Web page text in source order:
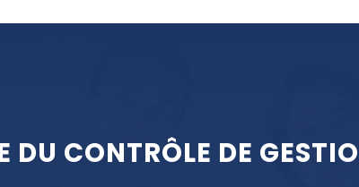
CONTRÔLE DE